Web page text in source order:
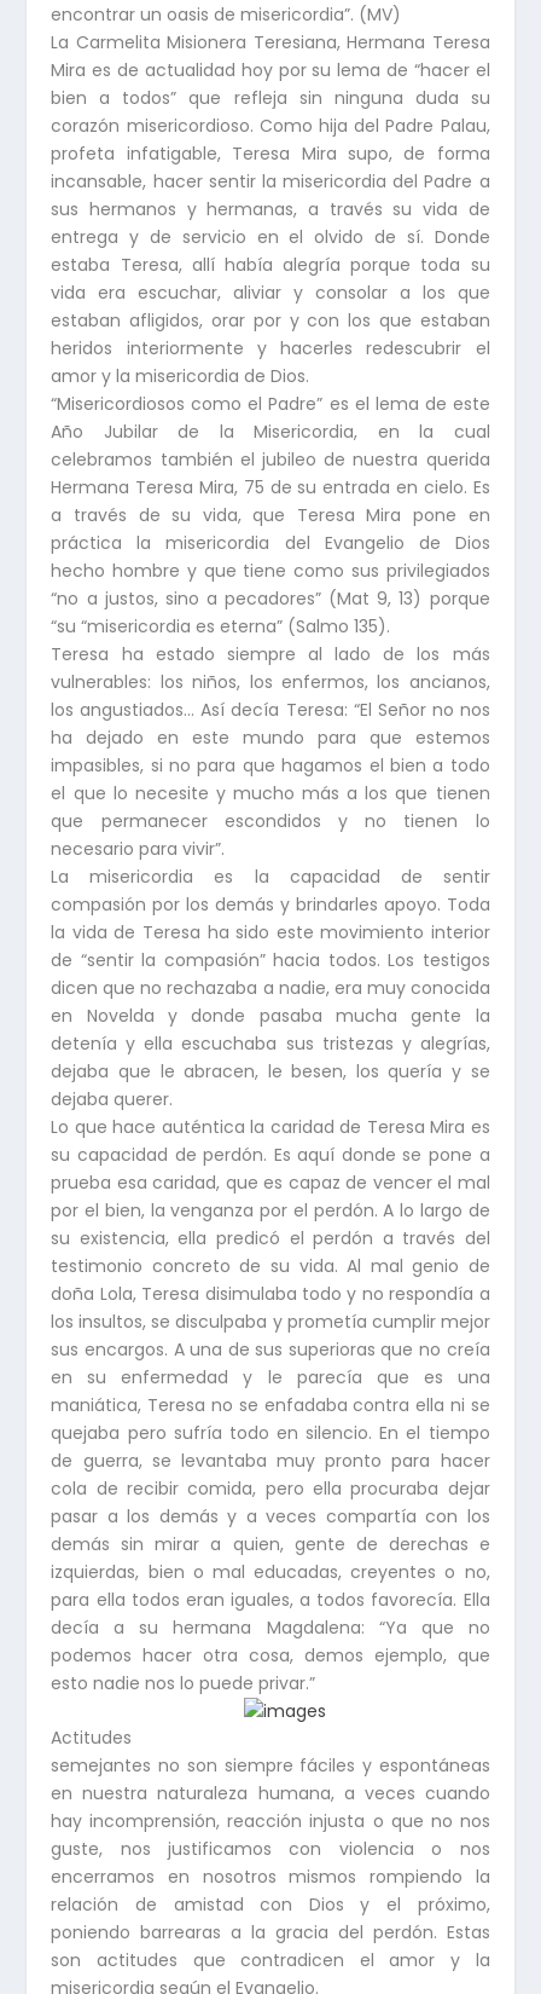
encontrar un oasis de misericordia”. (MV)
La Carmelita Misionera Teresiana, Hermana Teresa
Mira es de actualidad hoy por su lema de “hacer el
bien a todos” que refleja sin ninguna duda su
corazón misericordioso. Como hija del Padre Palau,
profeta infatigable, Teresa Mira supo, de forma
incansable, hacer sentir la misericordia del Padre a
sus hermanos y hermanas, a través su vida de
entrega y de servicio en el olvido de sí. Donde
estaba Teresa, allí había alegría porque toda su
vida era escuchar, aliviar y consolar a los que
estaban afligidos, orar por y con los que estaban
heridos interiormente y hacerles redescubrir el
amor y la misericordia de Dios.
“Misericordiosos como el Padre” es el lema de este
Año Jubilar de la Misericordia, en la cual
celebramos también el jubileo de nuestra querida
Hermana Teresa Mira, 75 de su entrada en cielo. Es
a través de su vida, que Teresa Mira pone en
práctica la misericordia del Evangelio de Dios
hecho hombre y que tiene como sus privilegiados
“no a justos, sino a pecadores” (Mat 9, 13) porque
“su “misericordia es eterna” (Salmo 135).
Teresa ha estado siempre al lado de los más
vulnerables: los niños, los enfermos, los ancianos,
los angustiados… Así decía Teresa: “El Señor no nos
ha dejado en este mundo para que estemos
impasibles, si no para que hagamos el bien a todo
el que lo necesite y mucho más a los que tienen
que permanecer escondidos y no tienen lo
necesario para vivir”.
La misericordia es la capacidad de sentir
compasión por los demás y brindarles apoyo. Toda
la vida de Teresa ha sido este movimiento interior
de “sentir la compasión” hacia todos. Los testigos
dicen que no rechazaba a nadie, era muy conocida
en Novelda y donde pasaba mucha gente la
detenía y ella escuchaba sus tristezas y alegrías,
dejaba que le abracen, le besen, los quería y se
dejaba querer.
Lo que hace auténtica la caridad de Teresa Mira es
su capacidad de perdón. Es aquí donde se pone a
prueba esa caridad, que es capaz de vencer el mal
por el bien, la venganza por el perdón. A lo largo de
su existencia, ella predicó el perdón a través del
testimonio concreto de su vida. Al mal genio de
doña Lola, Teresa disimulaba todo y no respondía a
los insultos, se disculpaba y prometía cumplir mejor
sus encargos. A una de sus superioras que no creía
en su enfermedad y le parecía que es una
maniática, Teresa no se enfadaba contra ella ni se
quejaba pero sufría todo en silencio. En el tiempo
de guerra, se levantaba muy pronto para hacer
cola de recibir comida, pero ella procuraba dejar
pasar a los demás y a veces compartía con los
demás sin mirar a quien, gente de derechas e
izquierdas, bien o mal educadas, creyentes o no,
para ella todos eran iguales, a todos favorecía. Ella
decía a su hermana Magdalena: “Ya que no
podemos hacer otra cosa, demos ejemplo, que
esto nadie nos lo puede privar.”
Actitudes
semejantes no son siempre fáciles y espontáneas
en nuestra naturaleza humana, a veces cuando
hay incomprensión, reacción injusta o que no nos
guste, nos justificamos con violencia o nos
encerramos en nosotros mismos rompiendo la
relación de amistad con Dios y el próximo,
poniendo barrearas a la gracia del perdón. Estas
son actitudes que contradicen el amor y la
misericordia según el Evangelio.